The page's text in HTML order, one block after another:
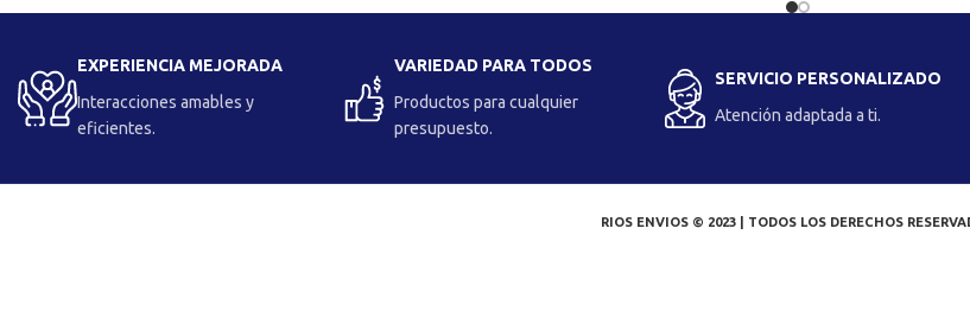
EXPERIENCIA MEJORADA
Interacciones amables y
eficientes.
VARIEDAD PARA TODOS
Productos para cualquier
presupuesto.
SERVICIO PERSONALIZADO
Atención adaptada a ti.
RIOS ENVIOS © 2023 | TODOS LOS DERECHOS